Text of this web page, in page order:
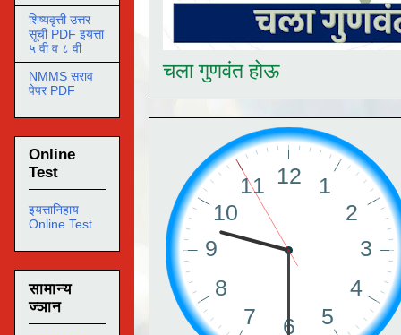
चला गुणवंत होऊ
शिष्यवृत्ती उत्तर
सूची PDF इयत्ता
५ वी व ८ वी
NMMS सराव
पेपर PDF
Online
Test
इयत्तानिहाय
Online Test
सामान्य
ज्ञान